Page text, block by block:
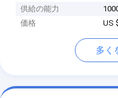
供給の能力
価格
US
多く